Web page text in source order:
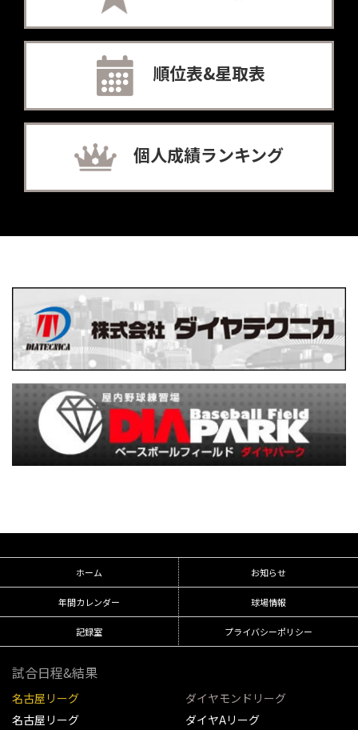
順位表&星取表
個人成績ランキング
ホーム お知らせ
年間カレンダー 球場情報
記録室 プライバシーポリシー
試合日程&結果
名古屋リーグ
名古屋リーグ
ダイヤモンドリーグ
ダイヤAリーグ